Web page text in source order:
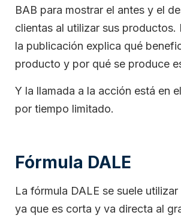
BAB para mostrar el antes y el
clientas al utilizar sus productos.
la publicación explica qué
producto y por qué se produce
Y la llamada a la acción está en
por tiempo limitado.
Fórmula DALE
La fórmula DALE se suele
ya que es corta y va directa al